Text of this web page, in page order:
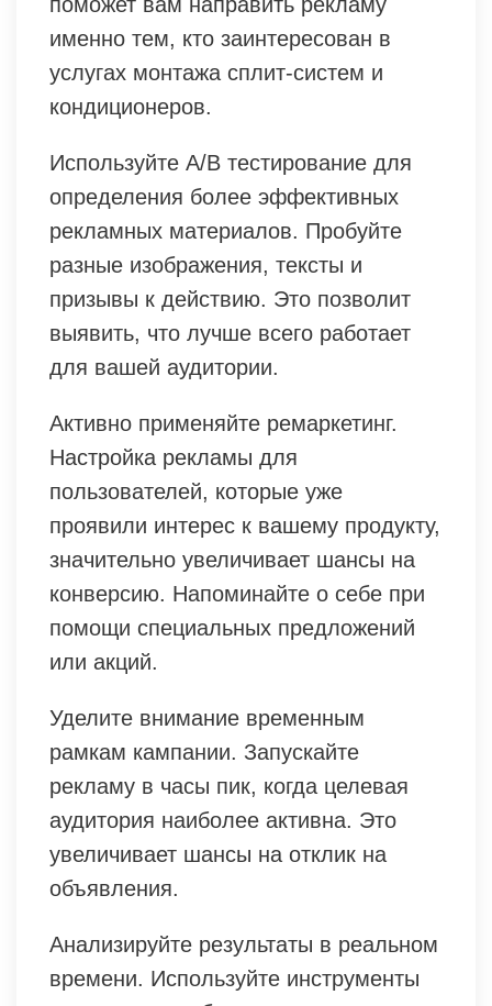
именно тем, кто заинтересован в
услугах монтажа сплит-систем и
кондиционеров.
Используйте A/B тестирование для
определения более эффективных
рекламных материалов. Пробуйте
разные изображения, тексты и
призывы к действию. Это позволит
выявить, что лучше всего работает
для вашей аудитории.
Активно применяйте ремаркетинг.
Настройка рекламы для
пользователей, которые уже
проявили интерес к вашему продукту,
значительно увеличивает шансы на
конверсию. Напоминайте о себе при
помощи специальных предложений
или акций.
Уделите внимание временным
рамкам кампании. Запускайте
рекламу в часы пик, когда целевая
аудитория наиболее активна. Это
увеличивает шансы на отклик на
объявления.
Анализируйте результаты в реальном
времени. Используйте инструменты